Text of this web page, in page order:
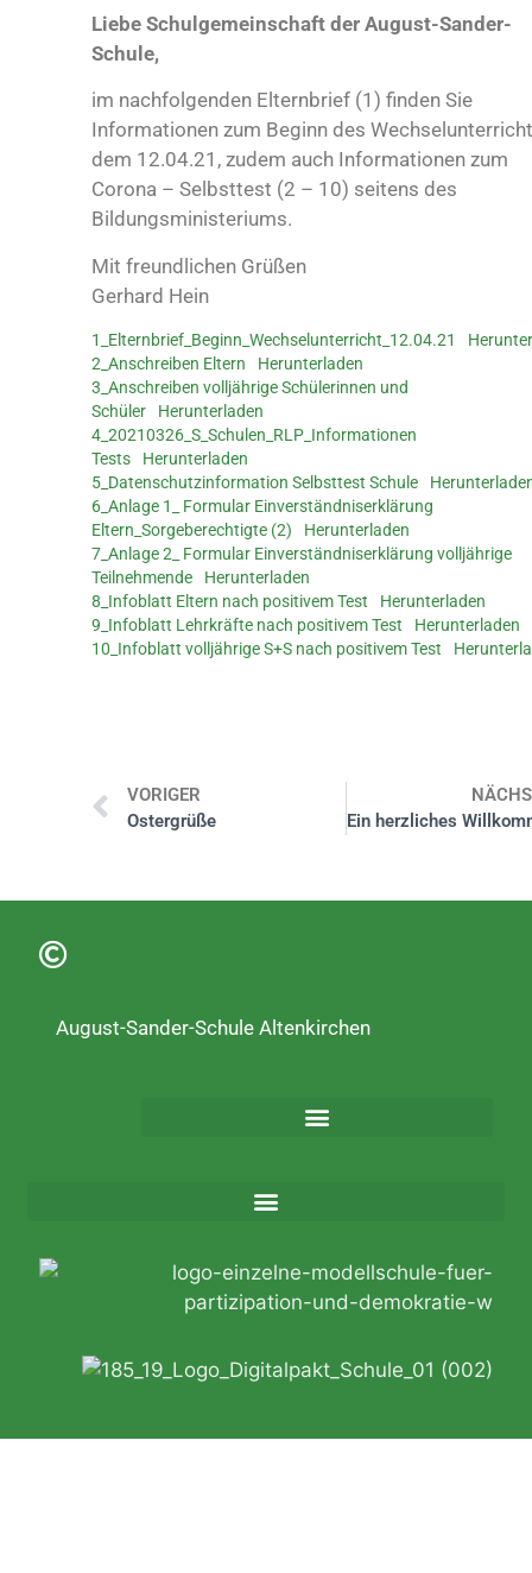
Liebe Schulgemeinschaft der August-Sander-
Schule,
im nachfolgenden Elternbrief (1) finden Sie
Informationen zum Beginn des
dem 12.04.21, zudem auch Informationen zum
Corona – Selbsttest (2 – 10) seitens des
Bildungsministeriums.
Mit freundlichen Grüßen
Gerhard Hein
1_Elternbrief_Beginn_Wechselunterricht_12.04.21
2_Anschreiben Eltern
Herunterladen
3_Anschreiben volljährige Schülerinnen und
Schüler
Herunterladen
4_20210326_S_Schulen_RLP_Informationen
Tests
Herunterladen
5_Datenschutzinformation Selbsttest Schule
6_Anlage 1_ Formular Einverständniserklärung
Eltern_Sorgeberechtigte (2)
Herunterladen
7_Anlage 2_ Formular Einverständniserklärung volljährige
Teilnehmende
Herunterladen
8_Infoblatt Eltern nach positivem Test
Herunterladen
9_Infoblatt Lehrkräfte nach positivem Test
Herunterladen
10_Infoblatt volljährige S+S nach positivem Test
VORIGER
Ostergrüße
August-Sander-Schule Altenkirchen